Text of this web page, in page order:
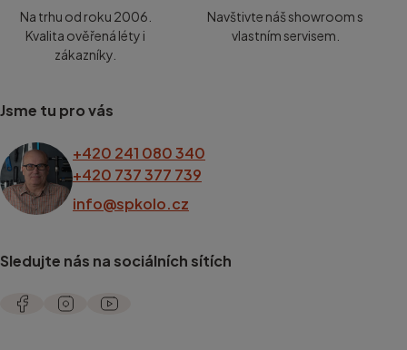
Na trhu od roku 2006.
Kvalita ověřená léty i
zákazníky.
Navštivte náš showroom s
vlastním servisem.
Jsme tu pro vás
+420 241 080 340
+420 737 377 739
info@spkolo.cz
Sledujte nás na sociálních sítích